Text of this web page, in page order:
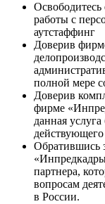
Освободитесь
работы с
аутстаффинг
Доверив
полной мере
Доверив
фирме
данная
действующего
Обратившись
партнера,
вопросам
в России.